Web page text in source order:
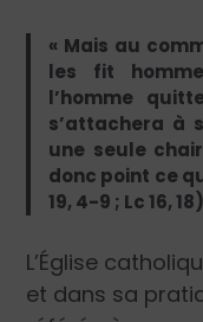
« Mais au
les fit
l’homme
s’attachera à
une seule
donc point ce
19, 4-9 ; Lc 16,
L’Église
et dans sa